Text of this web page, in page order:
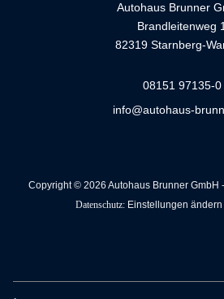
Autohaus Brunner
Brandleitenweg
82319 Starnberg-
08151 97135-0
info@autohaus-
Copyright © 2026 Autohaus Brunner GmbH
Datenschutz: Einstellungen ändern